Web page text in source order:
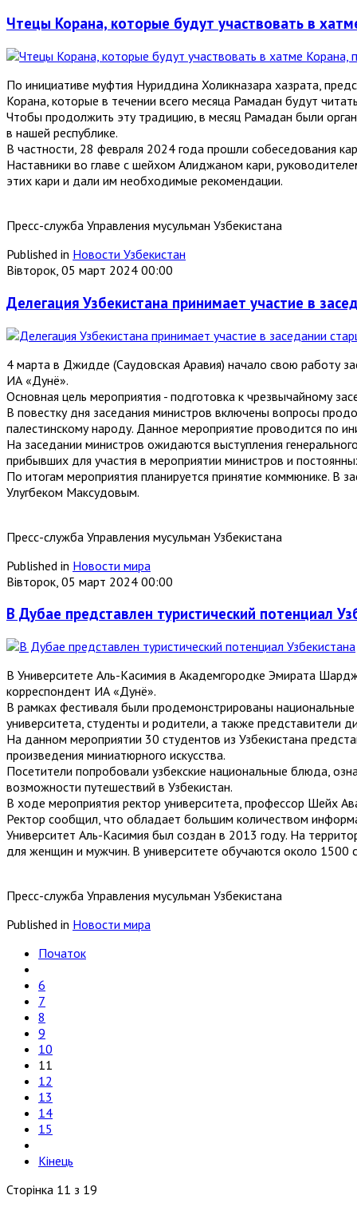
Чтецы Корана, которые будут участвовать в
По инициативе муфтия Нуриддина Холикназара хазрата,
Корана, которые в течении всего месяца Рамадан будут
Чтобы продолжить эту традицию, в месяц Рамадан были
в нашей республике.
В частности, 28 февраля 2024 года прошли собеседования
Наставники во главе с шейхом Алиджаном кари,
этих кари и дали им необходимые рекомендации.
Пресс-служба Управления мусульман Узбекистана
Published in Новости Узбекистан
Вівторок, 05 март 2024 00:00
Делегация Узбекистана принимает участие в
4 марта в Джидде (Саудовская Аравия) начало свою работу
ИА «Дунё».
Основная цель мероприятия - подготовка к чрезвычайному
В повестку дня заседания министров включены вопросы
палестинскому народу. Данное мероприятие проводится по
На заседании министров ожидаются выступления
прибывших для участия в мероприятии министров и
По итогам мероприятия планируется принятие коммюнике. В
Улугбеком Максудовым.
Пресс-служба Управления мусульман Узбекистана
Published in Новости мира
Вівторок, 05 март 2024 00:00
В Дубае представлен туристический потенциал
В Университете Аль-Касимия в Академгородке Эмирата
корреспондент ИА «Дунё».
В рамках фестиваля были продемонстрированы
университета, студенты и родители, а также представители
На данном мероприятии 30 студентов из Узбекистана
произведения миниатюрного искусства.
Посетители попробовали узбекские национальные блюда,
возможности путешествий в Узбекистан.
В ходе мероприятия ректор университета, профессор Шейх
Ректор сообщил, что обладает большим количеством
Университет Аль-Касимия был создан в 2013 году. На
для женщин и мужчин. В университете обучаются около 1500
Пресс-служба Управления мусульман Узбекистана
Published in Новости мира
Початок
6
7
8
9
10
11
12
13
14
15
Кінець
Сторінка 11 з 19